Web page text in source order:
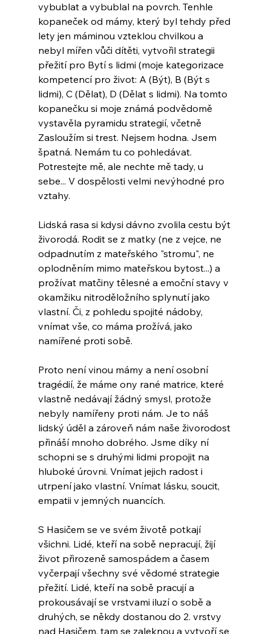
vybublat a vybublal na povrch. Tenhle
kopaneček od mámy, který byl tehdy před
lety jen máminou vzteklou chvilkou a
nebyl mířen vůči dítěti, vytvořil strategii
přežití pro Bytí s lidmi (moje kategorizace
kompetencí pro život: A (Být), B (Být s
lidmi), C (Dělat), D (Dělat s lidmi). Na tomto
kopanečku si moje známá podvědomě
vystavěla pyramidu strategií, včetně
Zasloužím si trest. Nejsem hodna. Jsem
špatná. Nemám tu co pohledávat.
Potrestejte mě, ale nechte mě tady, u
sebe... V dospělosti velmi nevýhodné pro
vztahy.
Lidská rasa si kdysi dávno zvolila cestu být
živorodá. Rodit se z matky (ne z vejce, ne
odpadnutím z mateřského "stromu", ne
oplodněním mimo mateřskou bytost...) a
prožívat matčiny tělesné a emoční stavy v
okamžiku nitroděložního splynutí jako
vlastní. Či, z pohledu spojité nádoby,
vnímat vše, co máma prožívá, jako
namířené proti sobě.
Proto není vinou mámy a není osobní
tragédií, že máme ony rané matrice, které
vlastně nedávají žádný smysl, protože
nebyly namířeny proti nám. Je to náš
lidský úděl a zároveň nám naše živorodost
přináší mnoho dobrého. Jsme díky ní
schopni se s druhými lidmi propojit na
hluboké úrovni. Vnímat jejich radost i
utrpení jako vlastní. Vnímat lásku, soucit,
empatii v jemných nuancích.
S Hasičem se ve svém životě potkají
všichni. Lidé, kteří na sobě nepracují, žijí
život přirozeně samospádem a časem
vyčerpají všechny své vědomé strategie
přežití. Lidé, kteří na sobě pracují a
prokousávají se vrstvami iluzí o sobě a
druhých, se někdy dostanou do 2. vrstvy
nad Hasičem, tam se zaleknou a vytvoří se